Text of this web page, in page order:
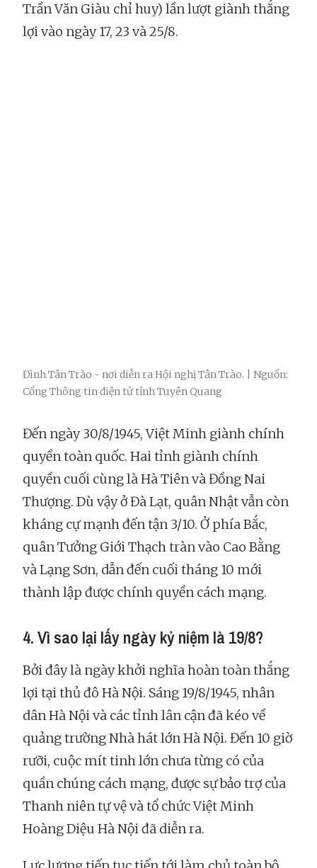
Trần Văn Giàu chỉ huy) lần lượt giành thắng
lợi vào ngày 17, 23 và 25/8.
Đình Tân Trào - nơi diễn ra Hội nghị Tân Trào. | Nguồn:
Cổng Thông tin điện tử tỉnh Tuyên Quang
Đến ngày 30/8/1945, Việt Minh giành chính
quyền toàn quốc. Hai tỉnh giành chính
quyền cuối cùng là Hà Tiên và Đồng Nai
Thượng. Dù vậy ở Đà Lạt, quân Nhật vẫn còn
kháng cự mạnh đến tận 3/10. Ở phía Bắc,
quân Tưởng Giới Thạch tràn vào Cao Bằng
và Lạng Sơn, dẫn đến cuối tháng 10 mới
thành lập được chính quyền cách mạng.
4. Vì sao lại lấy ngày kỷ niệm là 19/8?
Bởi đây là ngày khởi nghĩa hoàn toàn thắng
lợi tại thủ đô Hà Nội. Sáng 19/8/1945, nhân
dân Hà Nội và các tỉnh lân cận đã kéo về
quảng trường Nhà hát lớn Hà Nội. Đến 10 giờ
rưỡi, cuộc mít tinh lớn chưa từng có của
quần chúng cách mạng, được sự bảo trợ của
Thanh niên tự vệ và tổ chức Việt Minh
Hoàng Diệu Hà Nội đã diễn ra.